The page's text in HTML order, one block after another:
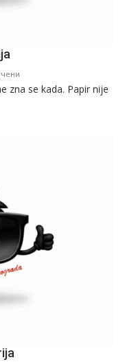
Beogradska
zna se kada. Papir nije